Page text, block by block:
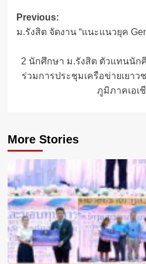
Post
navigation
Previous:
ม.รังสิต จัดงาน “แนะแนวยุค
2 นักศึกษา ม.รังสิต ตัวแทนนัก
ร่วมการประชุมเครือข่ายเยาว
ภูมิภาคเอเ
More Stories